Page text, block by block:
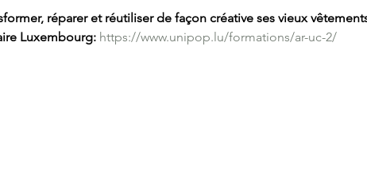
réparer et réutiliser de façon créative ses vieux
Luxembourg: https://www.unipop.lu/formations/ar-uc-2/